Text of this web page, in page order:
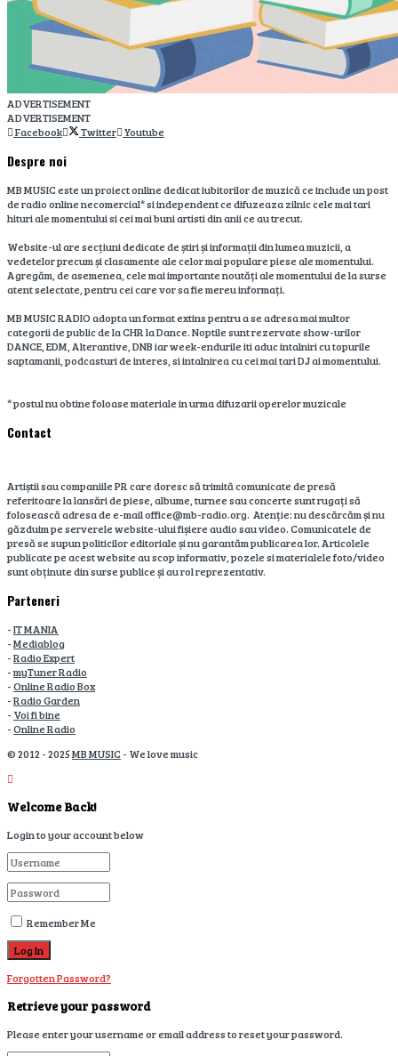
ADVERTISEMENT
ADVERTISEMENT
Facebook
Twitter Youtube
Despre noi
MB MUSIC este un proiect online dedicat iubitorilor de muzică ce include un post
de radio online necomercial* si independent ce difuzeaza zilnic cele mai tari
hituri ale momentului si cei mai buni artisti din anii ce au trecut.
Website-ul are secțiuni dedicate de știri și informații din lumea muzicii, a
vedetelor precum și clasamente ale celor mai populare piese ale momentului.
Agregăm, de asemenea, cele mai importante noutăți ale momentului de la surse
atent selectate, pentru cei care vor sa fie mereu informați.
MB MUSIC RADIO adopta un format extins pentru a se adresa mai multor
categorii de public de la CHR la Dance. Noptile sunt rezervate show-urilor
DANCE, EDM, Alterantive, DNB iar week-endurile iti aduc intalniri cu topurile
saptamanii, podcasturi de interes, si intalnirea cu cei mai tari DJ ai momentului.
* postul nu obtine foloase materiale in urma difuzarii operelor muzicale
Contact
Artiștii sau companiile PR care doresc să trimită comunicate de presă
referitoare la lansări de piese, albume, turnee sau concerte sunt rugați să
folosească adresa de e-mail office@mb-radio.org. Atenție: nu descărcăm și nu
găzduim pe serverele website-ului fișiere audio sau video. Comunicatele de
presă se supun politicilor editoriale și nu garantăm publicarea lor. Articolele
publicate pe acest website au scop informativ, pozele si materialele foto/video
sunt obținute din surse publice și au rol reprezentativ.
Parteneri
-IT MANIA
-Mediablog
-Radio Expert
-myTuner Radio
-Online Radio Box
-Radio Garden
- Voi fi bine
-Online Radio
© 2012 - 2025MB MUSIC- We love music
Welcome Back!
Login to your account below
Remember Me
Forgotten Password?
Retrieve your password
Please enter your username or email address to reset your password.